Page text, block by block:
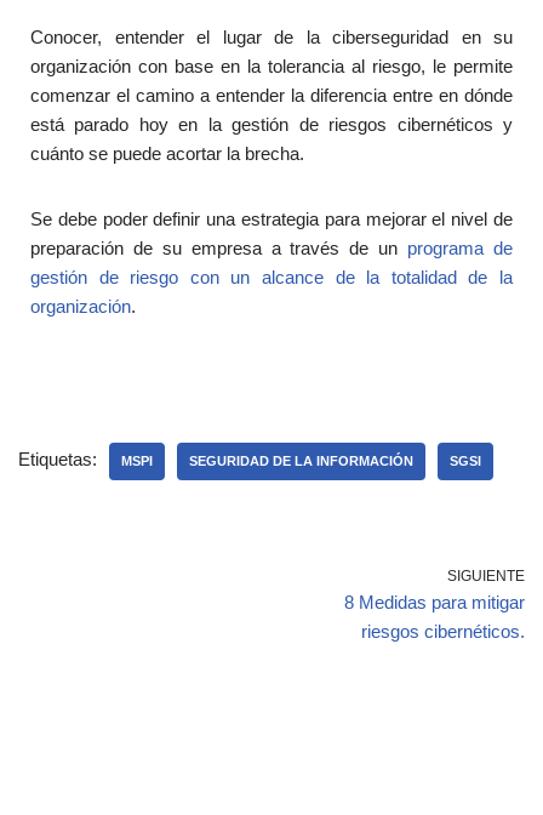
Conocer, entender el lugar de la ciberseguridad en su
organización con base en la tolerancia al riesgo, le permite
comenzar el camino a entender la diferencia entre en dónde
está parado hoy en la gestión de riesgos cibernéticos y
cuánto se puede acortar la brecha.
Se debe poder definir una estrategia para mejorar el nivel de
preparación de su empresa a través de un programa de
gestión de riesgo con un alcance de la totalidad de la
organización.
Etiquetas: MSPI SEGURIDAD DE LA INFORMACIÓN SGSI
SIGUIENTE
8 Medidas para mitigar
riesgos cibernéticos.